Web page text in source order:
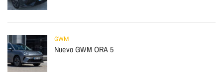
GWM
Nuevo GWM ORA 5